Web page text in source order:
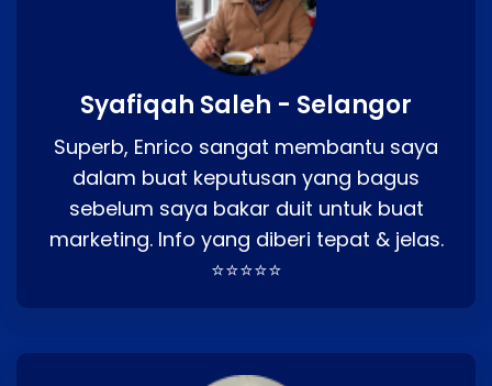
Syafiqah Saleh - Selangor
Superb, Enrico sangat membantu saya
dalam buat keputusan yang bagus
sebelum saya bakar duit untuk buat
marketing. Info yang diberi tepat & jelas.
⭐⭐⭐⭐⭐